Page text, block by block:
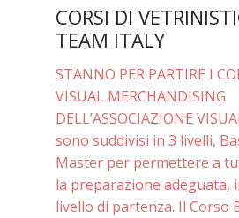
CORSI DI
TEAM ITALY
STANNO PER PARTIRE I
VISUAL MERCHANDISING
DELL’ASSOCIAZIONE
sono suddivisi in 3 livelli,
Master per permettere a
la preparazione adeguata,
livello di partenza. Il Corso